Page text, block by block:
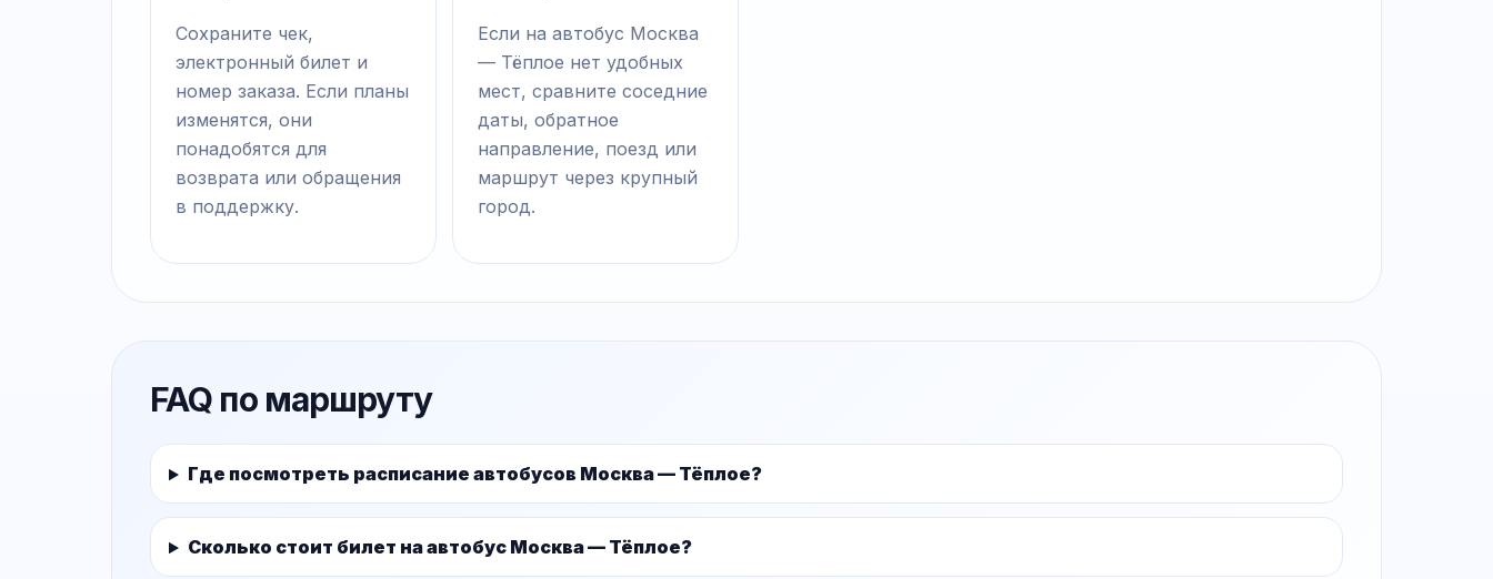
Сохраните чек,
электронный билет и
номер заказа. Если планы
изменятся, они
понадобятся для
возврата или обращения
в поддержку.
Если на автобус Москва
— Тёплое нет удобных
мест, сравните соседние
даты, обратное
направление, поезд или
маршрут через крупный
город.
FAQ по маршруту
Где посмотреть расписание автобусов Москва — Тёплое?
Сколько стоит билет на автобус Москва — Тёплое?